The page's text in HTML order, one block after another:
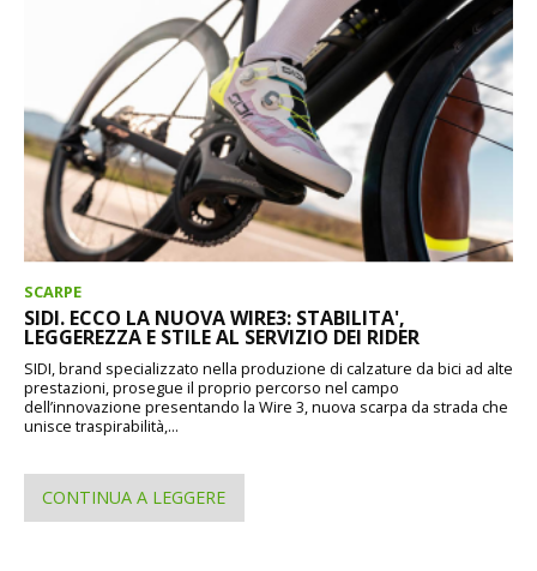
SCARPE
SIDI. ECCO LA NUOVA WIRE3: STABILITA',
LEGGEREZZA E STILE AL SERVIZIO DEI RIDER
SIDI, brand specializzato nella produzione di calzature da bici ad alte
prestazioni, prosegue il proprio percorso nel campo
dell’innovazione presentando la Wire 3, nuova scarpa da strada che
unisce traspirabilità,...
CONTINUA A LEGGERE